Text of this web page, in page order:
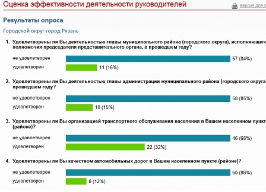
Перейти к основному содержанию